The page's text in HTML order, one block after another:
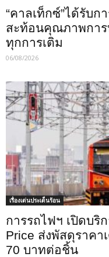
“คาลเท็กซ์”ได้รับก
สะท้อนคุณภาพการ
ทุกการเติม
06/08/2026
เรื่องเด่นประเด็นร้อน
การรถไฟฯ เปิดบริ
Price ส่งพัสดุราคา
70 บาทต่อชิ้น